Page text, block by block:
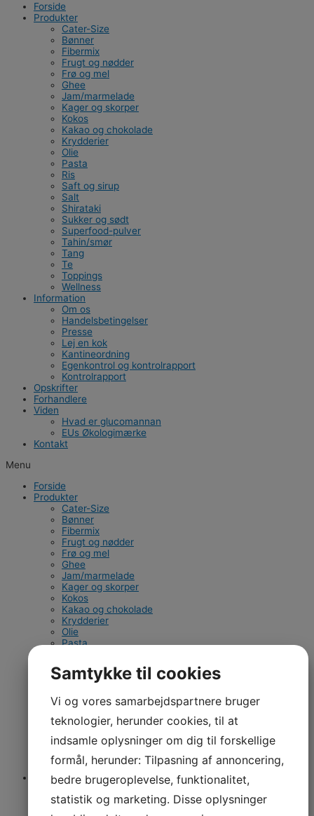
Forside
Produkter
Cater-Size
Bønner
Fibermix
Frugt og nødder
Frø og mel
Ghee
Jam/marmelade
Kager og skorper
Kokos
Kakao og chokolade
Krydderier
Olie
Pasta
Ris
Saft og sirup
Salt
Shirataki
Sukker og sødt
Superfood-pulver
Tahin/smør
Tang
Te
Toppings
Wellness
Information
Om os
Handelsbetingelser
Presse
Lej en kok
Kantineordning
Egenkontrol og kontrolrapport
Kontrolrapport
Opskrifter
Forhandlere
Viden
Hvad er glucomannan
EUs Økologimærke
Kontakt
Menu
Forside
Produkter
Cater-Size
Bønner
Fibermix
Frugt og nødder
Frø og mel
Ghee
Jam/marmelade
Kager og skorper
Kokos
Kakao og chokolade
Krydderier
Olie
Pasta
Saft og sirup
Salt
Sukker og sødt
Superfood-pulver
Tahin/smør
Te
Toppings
Wellness
Information
Handelsbetingelser
Samtykke til cookies
Vi og vores samarbejdspartnere bruger
teknologier, herunder cookies, til at
indsamle oplysninger om dig til forskellige
formål, herunder: Tilpasning af annoncering,
bedre brugeroplevelse, funktionalitet,
statistik og marketing. Disse oplysninger